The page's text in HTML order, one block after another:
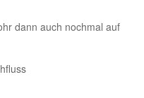
dann auch nochmal auf